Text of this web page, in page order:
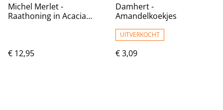
Michel Merlet -
Raathoning in Acacia
€ 12,95
Damhert -
Amandelkoekjes
UITVERKOCHT
€ 3,09